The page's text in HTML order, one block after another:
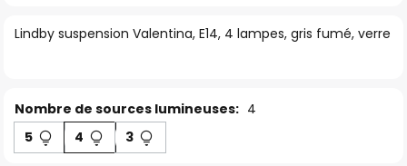
the
Lindby suspension Valentina, E14, 4 lampes, gris fumé, verre
Nombre de sources lumineuses: 4
5
4 3